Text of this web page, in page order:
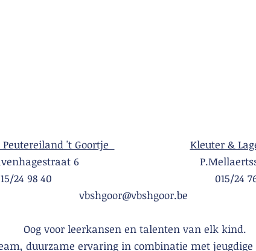
Peutereiland 't Goortje
Kleuter &
6
24 98 40 015/24 76
vbshgoor@vbshgoor.be
Oog voor leerkansen en talenten van elk kind.
duurzame ervaring in combinatie met